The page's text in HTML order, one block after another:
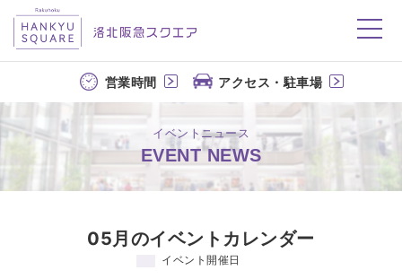
洛北阪急スクエア
営業時間 アクセス・駐車場
イベントニュース
EVENT NEWS
05月のイベントカレンダー
イベント開催日